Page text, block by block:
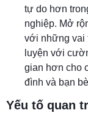
tự do hơn
nghiệp. Mở
với những vai
luyện với
gian hơn cho
đình và bạn
Yếu tố quan